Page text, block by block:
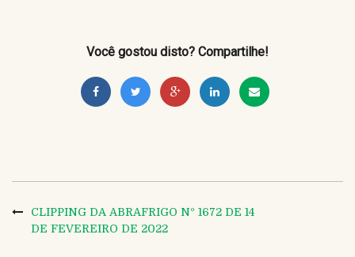
Você gostou disto? Compartilhe!
CLIPPING DA ABRAFRIGO Nº 1672 DE 14
DE FEVEREIRO DE 2022